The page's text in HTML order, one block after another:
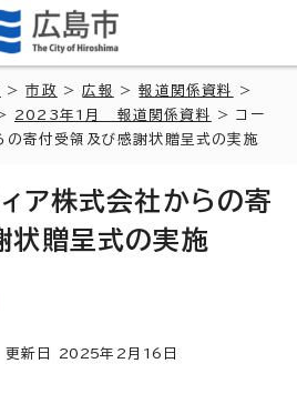
>市政 >広報 >報道関係資料
>
2023年1月 報道関係資料
> コー
の寄付受領及び感謝状贈呈式の実施
ア株式会社からの寄
状贈呈式の実施
新日 2025年2月 16 日